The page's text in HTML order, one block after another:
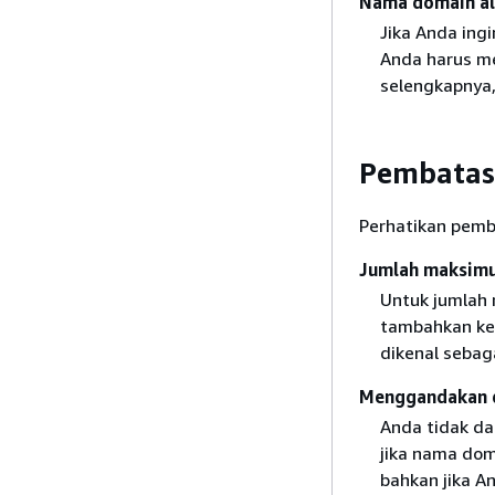
Jika Anda
Anda harus
Perhatikan
Jumlah
Untuk
tambahkan
dikenal
Anda tidak
jika nama
bahkan jika